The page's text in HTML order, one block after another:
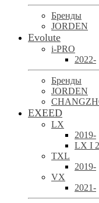
Бренды
JORDEN
Evolute
i-PRO
2022-
Бренды
JORDEN
EXEED
LX
2019-
LX I
TXL
2019-
VX
2021-